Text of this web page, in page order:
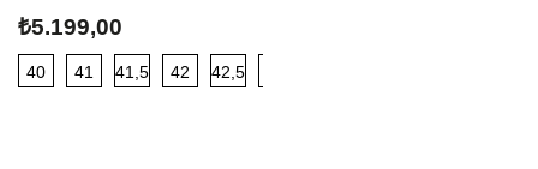
₺5.199,00
40 41 41,5 42 42,5